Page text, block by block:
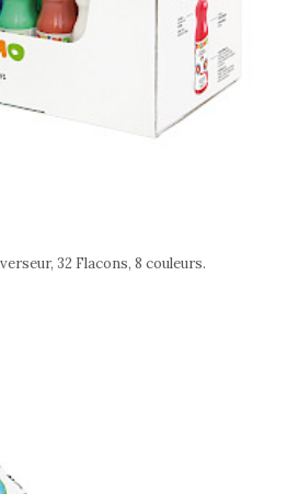
32 Flacons, 8 couleurs.